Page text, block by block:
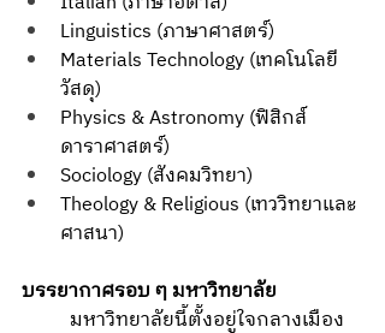
Linguistics (ภาษาศาสตร์)
Materials Technology (เทคโนโลยี
วัสดุ)
Physics & Astronomy (ฟิสิกส์
ดาราศาสตร์)
Sociology (สังคมวิทยา)
Theology & Religious (เทววิทยาและ
ศาสนา)
บรรยากาศรอบ ๆ มหาวิทยาลัย